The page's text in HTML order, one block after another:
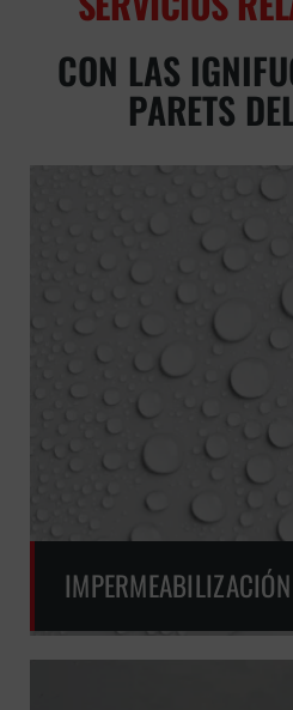
CON LAS
PARETS
IMPERMEABILIZACIÓN